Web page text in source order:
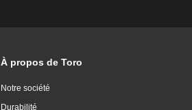
À propos de Toro
Notre société
Durabilité